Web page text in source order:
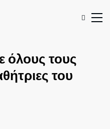
όλους τους
του